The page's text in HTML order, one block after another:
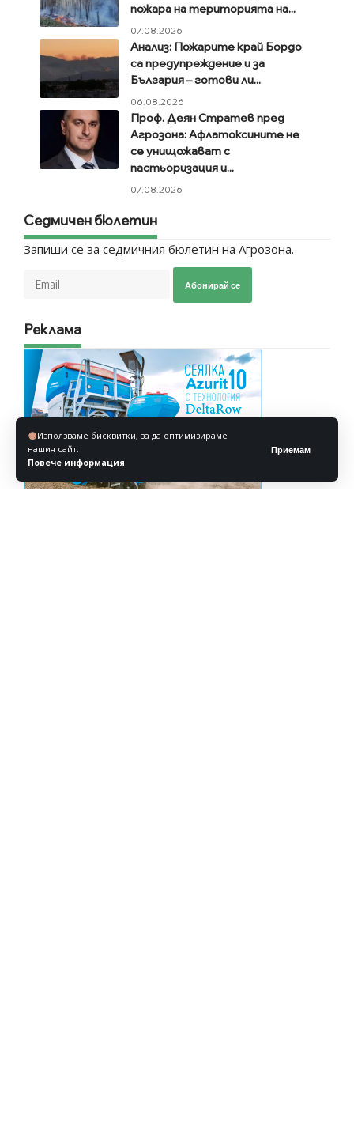
Използваме бисквитки, за да оптимизираме
нашия сайт.
Повече информация
Приемам
пожара на територията на...
07.08.2026
Анализ: Пожарите край Бордо
са предупреждение и за
България – готови ли...
06.08.2026
Проф. Деян Стратев пред
Агрозона: Афлатоксините не
се унищожават с
пастьоризация и...
07.08.2026
Седмичен бюлетин
Запиши се за седмичния бюлетин на Агрозона.
Абонирай се
Реклама